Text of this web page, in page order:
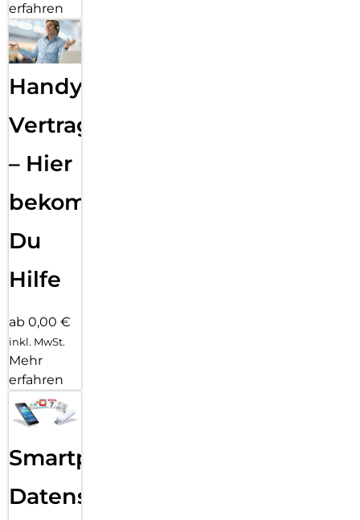
erfahren
Handy
Vertragsabwicklung
– Hier
bekommst
Du
Hilfe
ab 0,00 €
inkl. MwSt.
Mehr
erfahren
Smartphone
Datensicherung